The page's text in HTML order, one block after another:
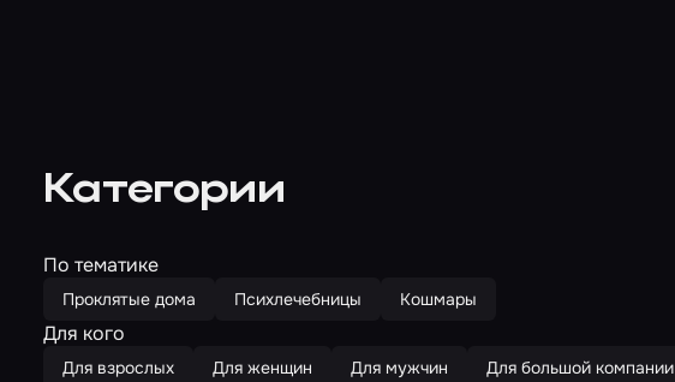
Категории
По тематике
Проклятые дома Психлечебницы Кошмары
Для кого
Для взрослых Для женщин Для мужчин Для большой компании